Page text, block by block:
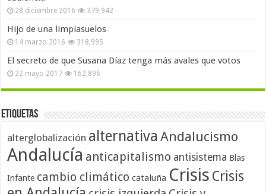
28 diciembre 2016 379,942
Hijo de una limpiasuelos
14 marzo 2016 318,995
El secreto de que Susana Díaz tenga más avales que votos
22 mayo 2017 162,896
Etiquetas
alterglobalización alternativa Andalucismo
Andalucía anticapitalismo antisistema Blas
Infante cambio climático cataluña Crisis Crisis